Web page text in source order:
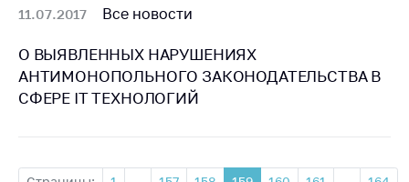
11.07.2017 Все новости
О ВЫЯВЛЕННЫХ НАРУШЕНИЯХ
АНТИМОНОПОЛЬНОГО ЗАКОНОДАТЕЛЬСТВА В
СФЕРЕ IT ТЕХНОЛОГИЙ